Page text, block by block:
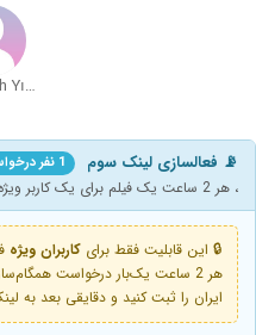
Abdullah Yıldırım
📡 فعالسازی لینک سوم 1 نفر درخواست داده
، هر 2 ساعت یک فیلم برای یک کاربر ویژه
🔒 این قابلیت فقط برای کاربران ویژه
ایران را ثبت کنید و دقایقی بعد